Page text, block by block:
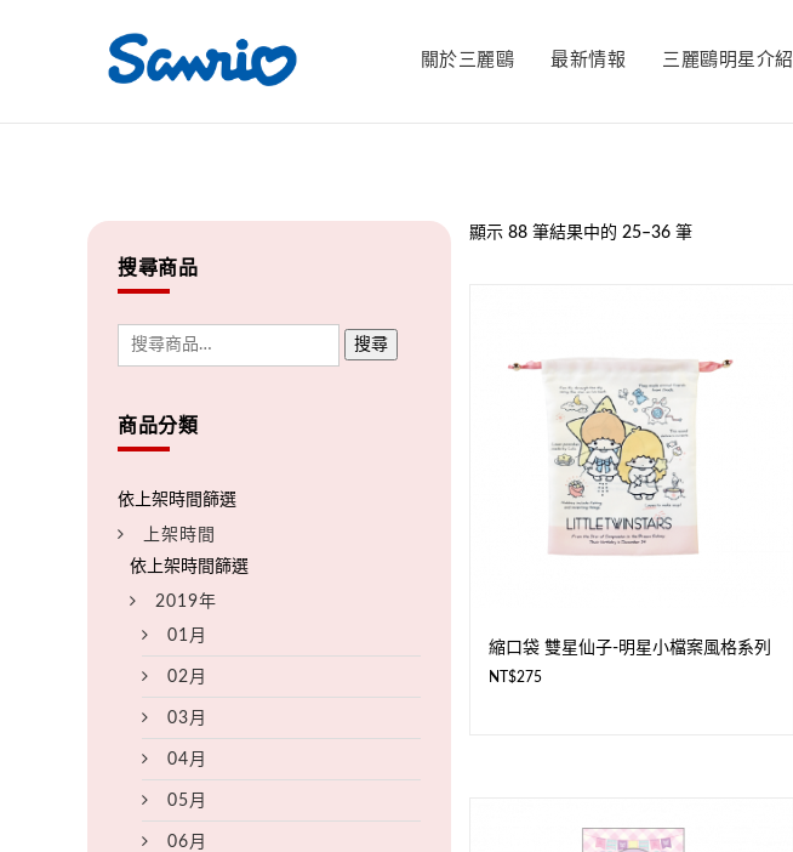
關於三麗鷗 最新情報 三麗鷗明星介紹
顯示 88 筆結果中的 25–36 筆
縮口袋 雙星仙子-明星小檔案風格系列
NT$275
搜尋商品
搜尋
商品分類
上架時間
2019年
01月
02月
03月
04月
05月
06月